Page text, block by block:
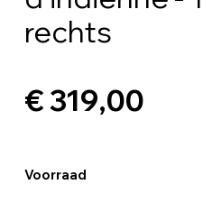
rechts
€ 319,00
Voorraad